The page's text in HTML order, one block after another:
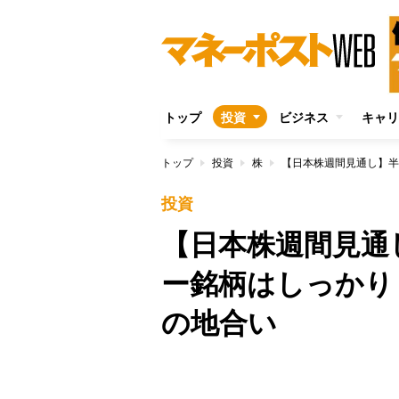
トップ 投資 ビジネス キャ
トップ 投資 株
投資
【日本株週間見
ー銘柄はしっか
の地合い